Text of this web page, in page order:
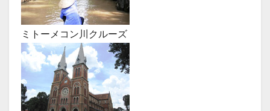
ミトーメコン川クルーズ